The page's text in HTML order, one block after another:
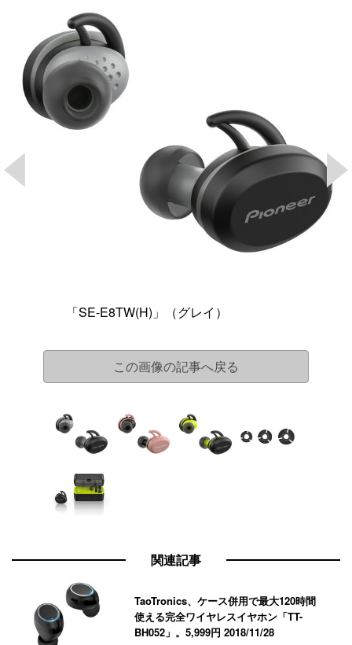
「SE-E8TW(H)」（グレイ）
この画像の記事へ戻る
関連記事
TaoTronics、ケース併用で最大120時間
使える完全ワイヤレスイヤホン「TT-
BH052」。5,999円2018/11/28